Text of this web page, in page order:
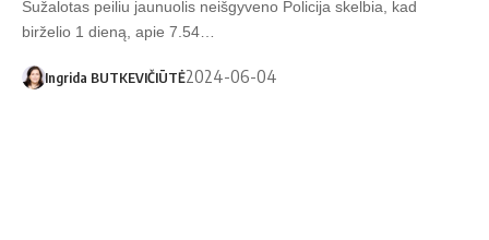
Sužalotas peiliu jaunuolis neišgyveno Policija skelbia, kad
birželio 1 dieną, apie 7.54…
Ingrida BUTKEVIČIŪTĖ2024-06-04